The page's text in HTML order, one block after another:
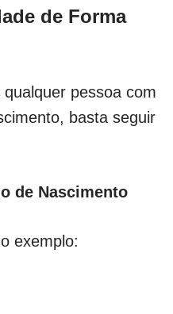
de Forma
pessoa com
basta seguir
de Nascimento
exemplo: